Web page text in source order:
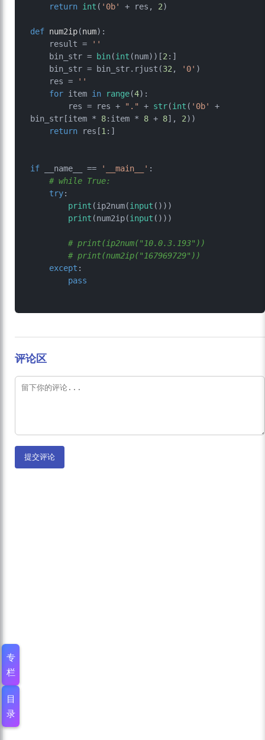
return int ( '0b' + res, 2)
def num2ip(num):
    result =
''
    bin_str =
bin(int (num))[2:]
    bin_str = bin_str.rjust(
32, '0' )
    res =
''
for item in range(4):
        res = res +
"." + str(int ( '0b'
+
bin_str[item * 8:item * 8 + 8], 2))
return res[1:]
if __name__ == '__main__' :
# while True:
try:
print (ip2num(input ()))
print (num2ip(input ()))
# print(ip2num("10.0.3.193"))
# print(num2ip("167969729"))
except :
pass
评论区
提交评论
专
栏
目
录